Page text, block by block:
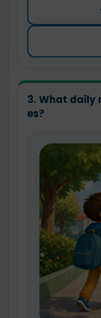
3. What daily
es?